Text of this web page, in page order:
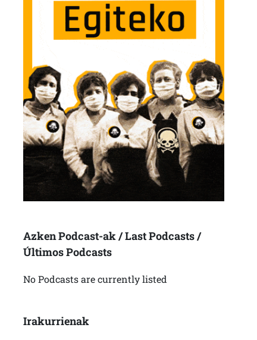
Azken Podcast-ak / Last Podcasts /
Últimos Podcasts
No Podcasts are currently listed
Irakurrienak